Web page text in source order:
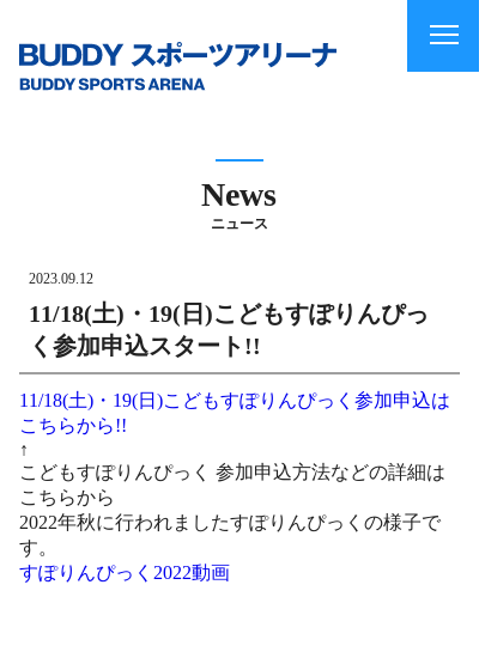
News
ニュース
2023.09.12
11/18(土)・19(日)こどもすぽりんぴっ
く参加申込スタート!!
11/18(土)・19(日)こどもすぽりんぴっく参加申込は
こちらから!!
↑
こどもすぽりんぴっく 参加申込方法などの詳細は
こちらから
2022年秋に行われましたすぽりんぴっくの様子で
す。
すぽりんぴっく2022動画